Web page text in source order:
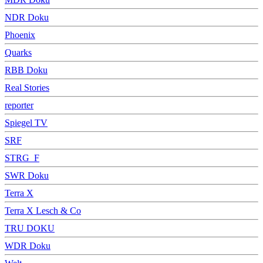
NDR Doku
Phoenix
Quarks
RBB Doku
Real Stories
reporter
Spiegel TV
SRF
STRG_F
SWR Doku
Terra X
Terra X Lesch & Co
TRU DOKU
WDR Doku